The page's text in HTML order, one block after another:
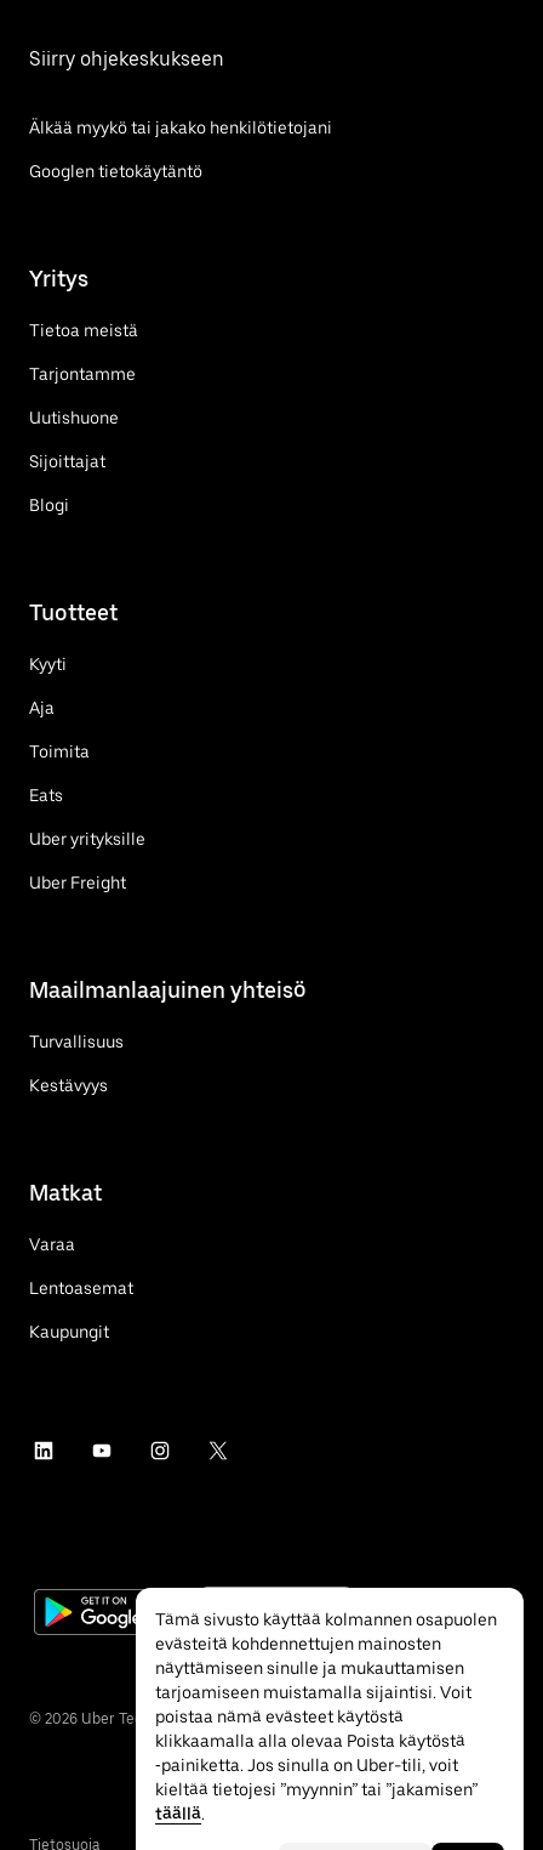
Siirry ohjekeskukseen
Älkää myykö tai jakako henkilötietojani
Googlen tietokäytäntö
Yritys
Tietoa meistä
Tarjontamme
Uutishuone
Sijoittajat
Blogi
Tuotteet
Kyyti
Aja
Toimita
Eats
Uber yrityksille
Uber Freight
Maailmanlaajuinen yhteisö
Turvallisuus
Kestävyys
Matkat
Varaa
Lentoasemat
Kaupungit
© 2026 Uber Technologies Inc.
Tietosuoja
Tämä sivusto käyttää kolmannen osapuolen
evästeitä kohdennettujen mainosten
näyttämiseen sinulle ja mukauttamisen
tarjoamiseen muistamalla sijaintisi. Voit
poistaa nämä evästeet käytöstä
klikkaamalla alla olevaa Poista käytöstä
‐painiketta. Jos sinulla on Uber-tili, voit
kieltää tietojesi ”myynnin” tai ”jakamisen”
täällä.